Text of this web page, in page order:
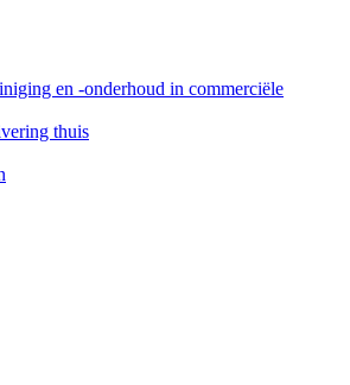
en -onderhoud in commerciële
thuis